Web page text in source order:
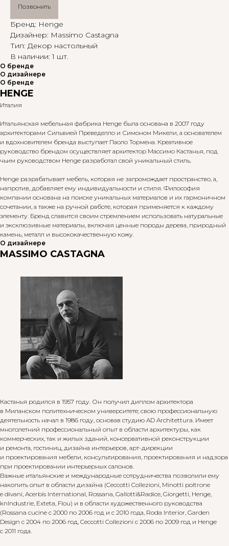
Позвонить
Бренд: Henge
Дизайнер: Massimo Castagna
Тип: Декор настольный
В наличии: 1 шт.
О бренде
О дизайнере
О бренде
HENGE
Италия
Итальянская мебельная фабрика Henge была основана в 2007 году
архитекторами Сильвией Преведелло и Симоном Микели, а основателем
и вдохновителем бренда выступает Паоло Тормена. Креативное
руководство брендом осуществляет архитектор Массимо Кастанья, под
чьим руководством Henge разработал свой уникальный стиль.
Henge разрабатывает мебель, которая не загромождает пространство, а,
напротив, добавляет ему индивидуальности и стиля. Философия
компании основана на поиске уникальных материалов и их гармоничном
сочетании, а также на ручной работе, которая применяется к каждому
элементу. Бренд славится своим стремлением использовать натуральные
и эксклюзивные материалы, включая ценные породы дерева, природный
камень, металл и высококачественную кожу.
О дизайнере
MASSIMO CASTAGNA
Кастанья родился в 1957 году. Он получил диплом архитектора
в Миланском политехническом университете; свою профессиональную
деятельность начал в 1986 году, основав студию AD Architettura. Имеет
многолетний профессиональный опыт в области архитектуры, как
коммерческих, так и жилых зданий, консервативной реконструкции
и ремонта, гостиниц, дизайна интерьеров, арт-дирекции
и проектирования мебели, консультирования, проектирования и надзора
при проектировании интерьерных салонов.
Важные итальянские и международные сотрудничества позволили ему
накопить опыт в области дизайна (Ceccotti Collezioni, Minotti poltrone
e divani, Acerbis International, Rossana, Gallotti&Radice, Giorgetti, Henge,
knIndustrie, Exteta, Flou) и в области художественного руководства
(Rossana cucine с 2000 по 2006 год и с 2010 года, Roda Interior, Garden
Design с 2004 по 2006 год, Ceccotti Collezioni с 2006 по 2009 год и Henge
с 2011 года.